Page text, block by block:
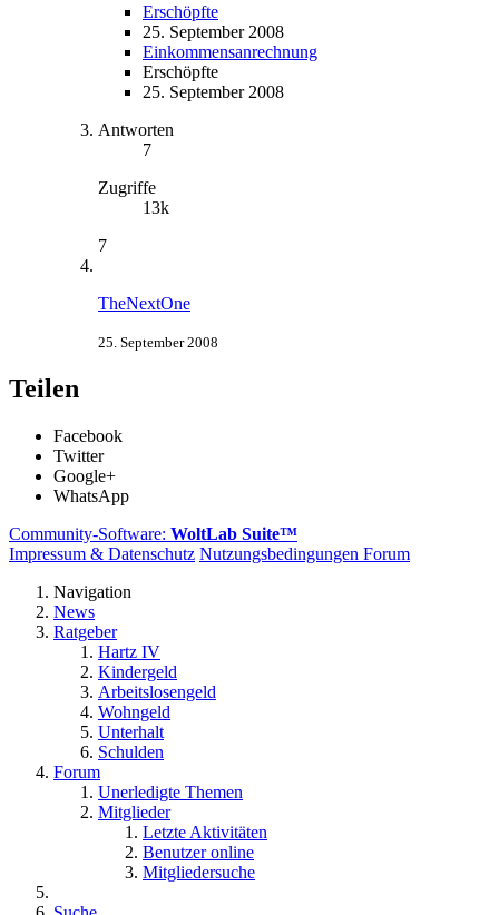
Erschöpfte
25. September 2008
Einkommensanrechnung
Erschöpfte
25. September 2008
Antworten
7
Zugriffe
13k
7
TheNextOne
25. September 2008
Teilen
Facebook
Twitter
Google+
WhatsApp
Community-Software: WoltLab Suite™
Impressum & Datenschutz Nutzungsbedingungen Forum
Navigation
News
Ratgeber
Hartz IV
Kindergeld
Arbeitslosengeld
Wohngeld
Unterhalt
Schulden
Forum
Unerledigte Themen
Mitglieder
Letzte Aktivitäten
Benutzer online
Mitgliedersuche